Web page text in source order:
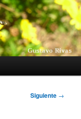
Siguiente →